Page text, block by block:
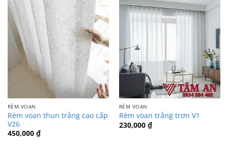
RÈM VOAN
Rèm voan thun trắng cao cấp
V26
450,000 ₫
RÈM VOAN
Rèm voan trắng trơn V1
230,000 ₫